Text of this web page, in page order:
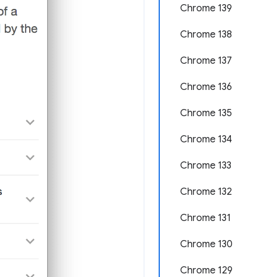
Chrome 139
Chrome 138
Chrome 137
Chrome 136
Chrome 135
Chrome 134
Chrome 133
Chrome 132
Chrome 131
Chrome 130
Chrome 129